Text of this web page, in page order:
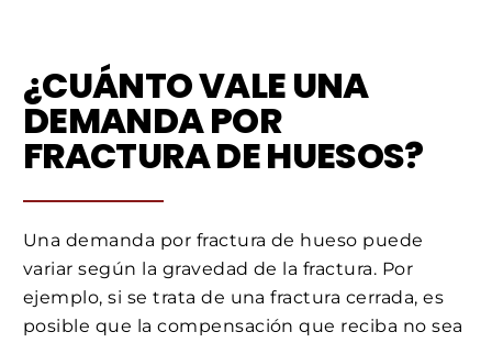
¿CUÁNTO VALE UNA
DEMANDA POR
FRACTURA DE HUESOS?
Una demanda por fractura de hueso puede
variar según la gravedad de la fractura. Por
ejemplo, si se trata de una fractura cerrada, es
posible que la compensación que reciba no sea